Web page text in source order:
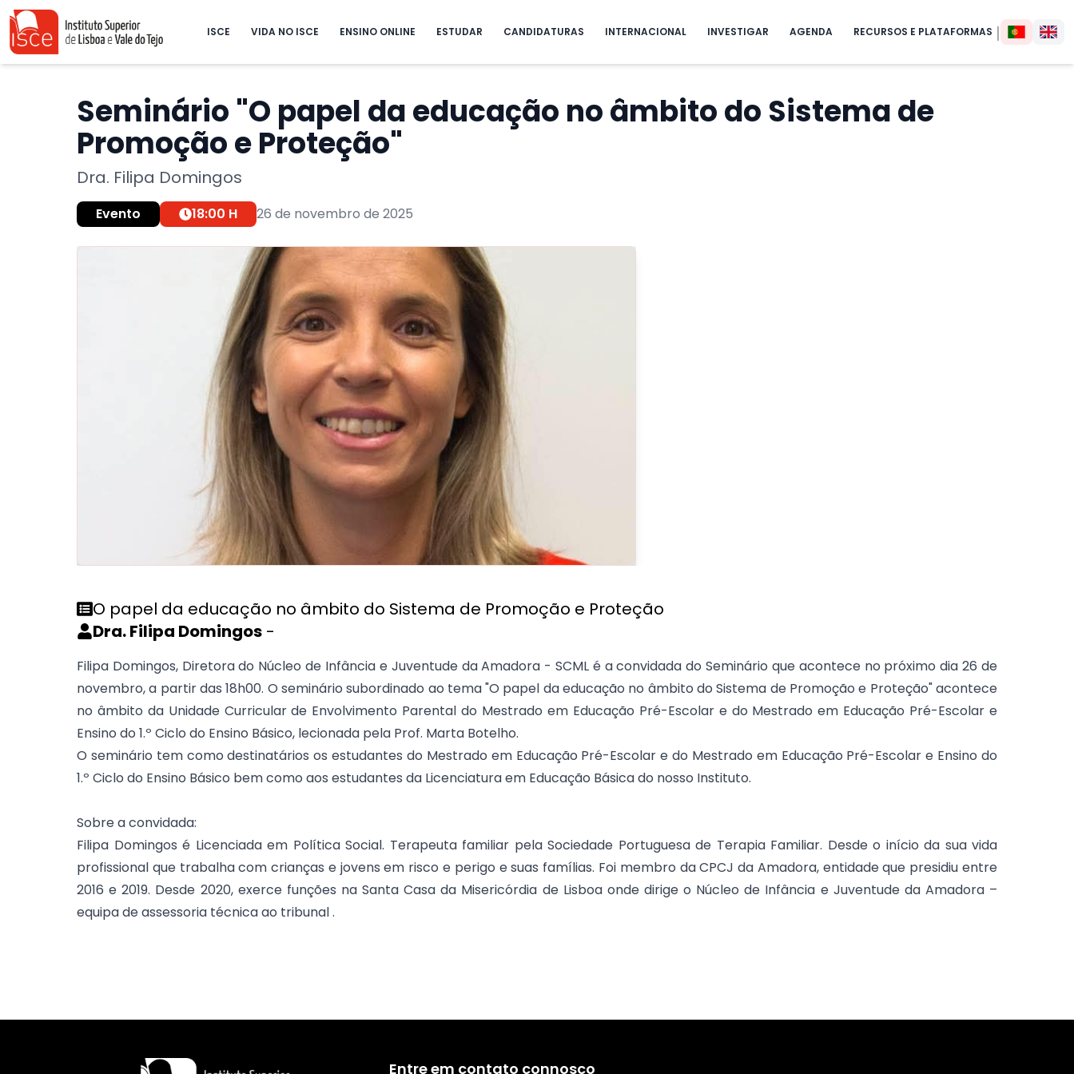
ISCE VIDA NO ISCE ENSINO ONLINE ESTUDAR CANDIDATURAS INTERNACIONAL INVESTIGAR AGENDA RECURSOS E PLATAFORMAS |
Seminário "O papel da educação no âmbito do Sistema de
Promoção e Proteção"
Dra. Filipa Domingos
Evento 18:00 H 26 de novembro de 2025
O papel da educação no âmbito do Sistema de Promoção e Proteção
Dra. Filipa Domingos -
Filipa Domingos, Diretora do Núcleo de Infância e Juventude da Amadora - SCML é a convidada do Seminário que acontece no próximo dia 26 de
novembro, a partir das 18h00. O seminário subordinado ao tema "O papel da educação no âmbito do Sistema de Promoção e Proteção" acontece
no âmbito da Unidade Curricular de Envolvimento Parental do Mestrado em Educação Pré-Escolar e do Mestrado em Educação Pré-Escolar e
Ensino do 1.º Ciclo do Ensino Básico, lecionada pela Prof. Marta Botelho.
O seminário tem como destinatários os estudantes do Mestrado em Educação Pré-Escolar e do Mestrado em Educação Pré-Escolar e Ensino do
1.º Ciclo do Ensino Básico bem como aos estudantes da Licenciatura em Educação Básica do nosso Instituto.
Sobre a convidada:
Filipa Domingos é Licenciada em Política Social. Terapeuta familiar pela Sociedade Portuguesa de Terapia Familiar. Desde o início da sua vida
profissional que trabalha com crianças e jovens em risco e perigo e suas famílias. Foi membro da CPCJ da Amadora, entidade que presidiu entre
2016 e 2019. Desde 2020, exerce funções na Santa Casa da Misericórdia de Lisboa onde dirige o Núcleo de Infância e Juventude da Amadora –
equipa de assessoria técnica ao tribunal .
Entre em contato connosco